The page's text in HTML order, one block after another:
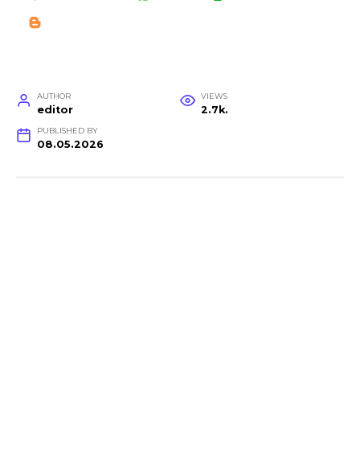
AUTHOR
editor
VIEWS
2.7k.
PUBLISHED BY
08.05.2026